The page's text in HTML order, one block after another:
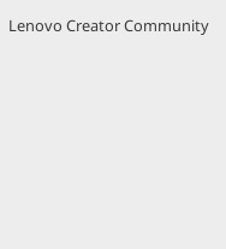
Lenovo Creator Community